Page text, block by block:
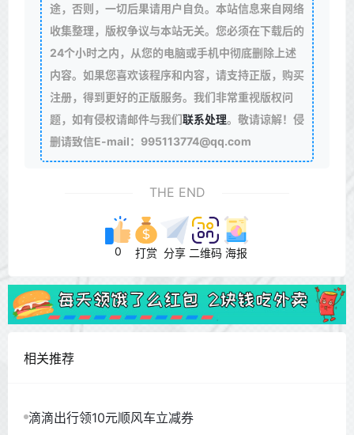
途，否则，一切后果请用户自负。本站信息来自网络
收集整理，版权争议与本站无关。您必须在下载后的
24个小时之内，从您的电脑或手机中彻底删除上述
内容。如果您喜欢该程序和内容，请支持正版，购买
注册，得到更好的正版服务。我们非常重视版权问
题，如有侵权请邮件与我们联系处理。敬请谅解！侵
删请致信E-mail：995113774@qq.com
THE END
0 打赏 分享 二维码 海报
相关推荐
滴滴出行领10元顺风车立减券